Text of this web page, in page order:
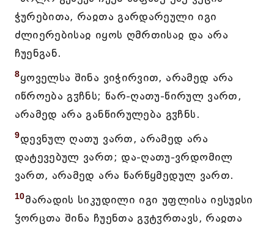
ჭურებითა, რაჲთა გარდარეული იგი
ძლიერებისაჲ იყოს ღმრთისაჲ და არა
ჩუენგან.
8ყოველსა შინა ვიჭირვით, არამედ არა
იწროება გჳჩნს; წარ-ღათუ-წირულ ვართ,
არამედ არა განწირულება გჳჩნს.
9დევნულ ღათუ ვართ, არამედ არა
დატევებულ ვართ; და-ღათუ-ვრდომილ
ვართ, არამედ არა წარწყმედულ ვართ.
10მარადის სიკუდილი იგი უფლისა იესუჲსი
ჴორცთა შინა ჩუენთა გჳტჳრთავს, რაჲთა